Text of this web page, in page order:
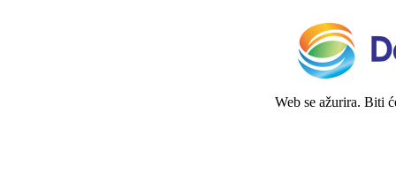
Web se ažurira. Biti